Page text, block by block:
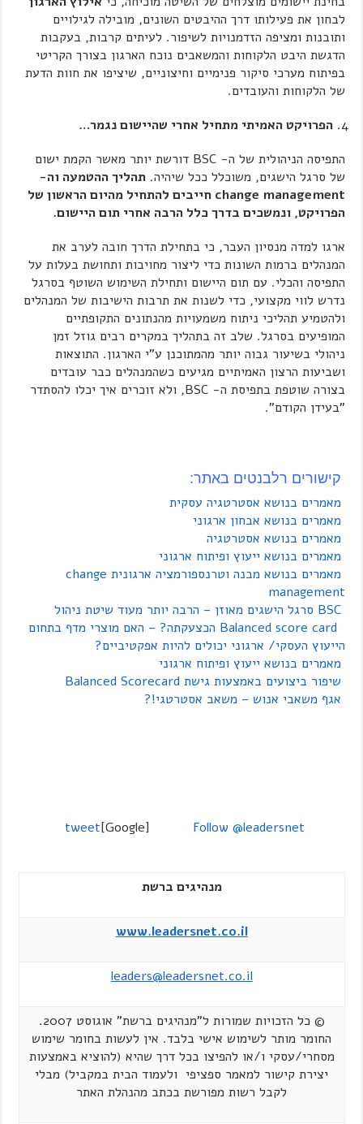
לבחון את פעילותו דרך ההיבטים השונים, מובילה לגילויים
ותובנות ומציפה הזדמנויות לשיפור. לעיתים קרבות, בעקבות
הדגשת היבט הלקוחות והמשאבים נוכח הארגון בצורך הקריטי
בפיתוח מערכי סיקור פנימיים וחיצוניים, שיציפו את חוות הדעת
של הלקוחות והעובדים.
הפרויקט האמיתי מתחיל אחרי שהיישום נגמר…
התפיסה הניהולית של ה- BSC דורשת יותר מאשר הקמת ישום
של סרגל הישגים, משוכלל ככל שיהיה.תהליך ההטמעה וה-
change management חייבים להתחיל מהיום הראשון של
הפרויקט, ונמשכים בדרך כלל הרבה אחרי תום היישום.
ארגו למדה מנסיון העבר, כי בתחילת הדרך חובה לערב את
המנהלים ברמות השונות כדי ליצור מחויבות ותחושת בעלות על
התפיסה והכלי. עם תום היישום ותחילת השימוש השוטף בסרגל
נדרש לווי מקצועי, כדי לשנות את תרבות הישיבות של המנהלים
ולהטמיע תהליכי ניתוח משמעויות מהנתונים התקופתיים
המופיעים בסרגל. שלב זה בתהליך במקרים רבים גוזל זמן
ניהולי בשיעור גבוה יותר מהמתוכנן ע"י הארגון. התוצאות
ושביעות הרצון האמיתיים מגיעים כשהמנהלים כבר עובדים
בצורה שוטפת בתפיסת ה- BSC, ולא זוכרים איך יכלו להסתדר
"בעידן הקודם".
קישורים רלבנטים באתר:
מאמרים בנושא אסטרטגיה עסקית
מאמרים בנושא אבחון ארגוני
מאמרים בנושא אסטרטגיה
מאמרים בנושא ייעוץ ופיתוח ארגוני
מאמרים בנושא מבנה וטרנספורמציה ארגונית change
management
BSC סרגל הישגים מאוזן – הרבה יותר מעוד שיטת ניהול
Balanced score card הכצעקתה? – האם מוצרי מדף בתחום
הייעוץ העסקי/ ארגוני יכולים להיות אפקטיביים?
מאמרים בנושא ייעוץ ופיתוח ארגוני
שיפור ביצועים באמצעות גישת Balanced Scorecard
אגף משאבי אנוש – משאב אסטרטגי!?
tweet[Google] Follow @leadersnet
מנהיגים ברשת
www.leadersnet.co.il
leaders@leadersnet.co.il
© כל הזכויות שמורות ל"מנהיגים ברשת" אוגוסט 2007.
החומר מותר לשימוש אישי בלבד. אין לעשות בחומר שימוש
מסחרי/עסקי ו/או להפיצו בכל דרך שהיא (להוציא באמצעות
יצירת קישור למאמר ספציפי ולעמוד הבית במקביל) מבלי
לקבל רשות מפורשת בכתב מהנהלת האתר